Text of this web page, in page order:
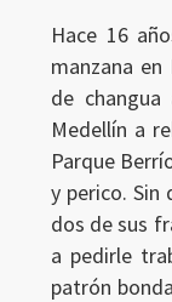
Hace 16
manzana
de
Medellín a
Parque
y perico.
dos de sus
a pedirle
patrón